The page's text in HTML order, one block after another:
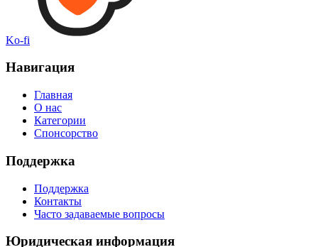
Ko-fi
Навигация
Главная
О нас
Категории
Спонсорство
Поддержка
Поддержка
Контакты
Часто задаваемые вопросы
Юридическая информация